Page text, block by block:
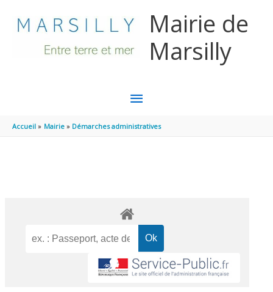
Mairie de
Marsilly
MENU
PRINCIPAL
Accueil Mairie Démarches administratives